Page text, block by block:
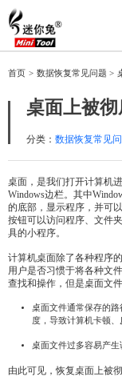
产品
迷你兔分区向导
下载
购买
帮助中心
关于我们
关于迷你兔
联系我们
首页 > 数据恢复常见问题 >
桌面上被
分类： 数据恢复常见
桌面，是我们打开计算机
Windows边栏。其中
的底部，显示程序，并可
按钮可以访问程序、文件
具的小程序。
计算机桌面除了各种程序
用户是否习惯于将各种文
查找和操作，但是桌面文
桌面文件通常保存的
度，导致计算机卡顿、
桌面文件过多容易产生
由此可见，恢复桌面上被